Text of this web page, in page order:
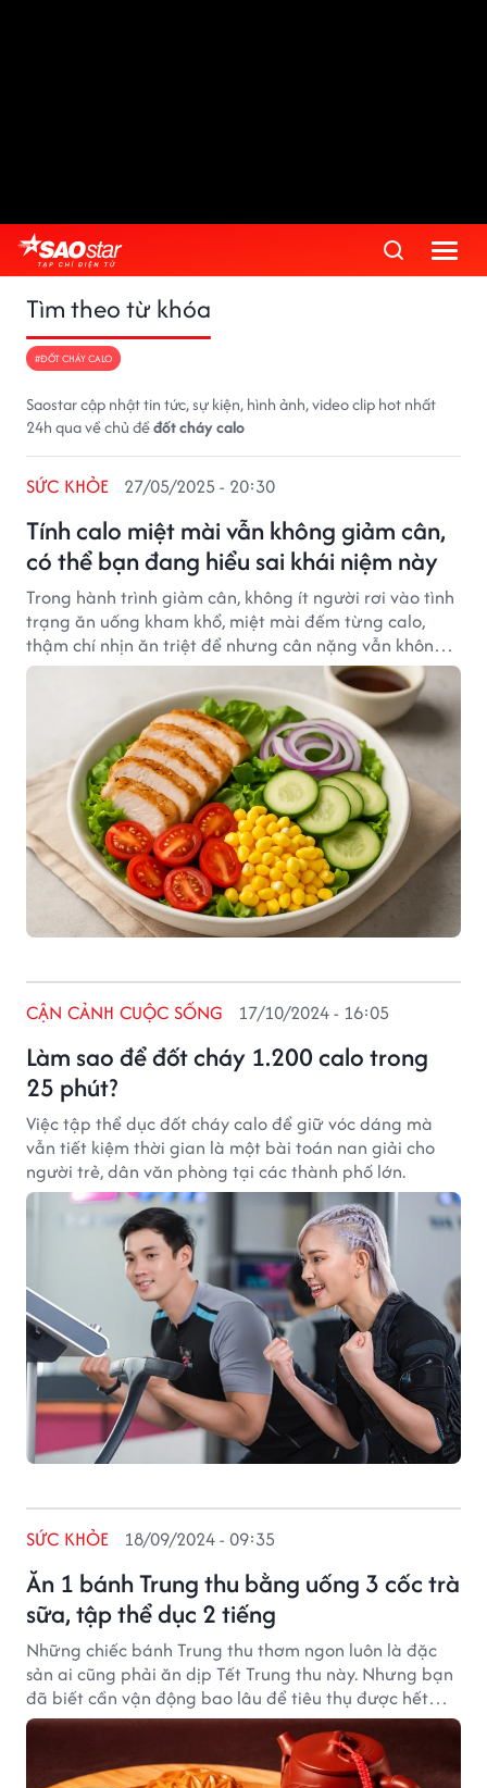
Tìm theo từ khóa
#ĐỐT CHÁY CALO
Saostar cập nhật tin tức, sự kiện, hình ảnh, video clip hot nhất
24h qua về chủ đềđốt cháy calo
Tính calo miệt mài vẫn không giảm cân,
có thể bạn đang hiểu sai khái niệm này
SỨC KHỎE 27/05/2025 - 20:30
Trong hành trình giảm cân, không ít người rơi vào tình
trạng ăn uống kham khổ, miệt mài đếm từng calo,
thậm chí nhịn ăn triệt để nhưng cân nặng vẫn không
hề thay đổi.
Làm sao để đốt cháy 1.200 calo trong
25 phút?
CẬN CẢNH CUỘC SỐNG 17/10/2024 - 16:05
Việc tập thể dục đốt cháy calo để giữ vóc dáng mà
vẫn tiết kiệm thời gian là một bài toán nan giải cho
người trẻ, dân văn phòng tại các thành phố lớn.
Ăn 1 bánh Trung thu bằng uống 3 cốc trà
sữa, tập thể dục 2 tiếng
SỨC KHỎE 18/09/2024 - 09:35
Những chiếc bánh Trung thu thơm ngon luôn là đặc
sản ai cũng phải ăn dịp Tết Trung thu này. Nhưng bạn
đã biết cần vận động bao lâu để tiêu thụ được hết
năng lượng từ một chiếc bánh Trung thu hay chưa?